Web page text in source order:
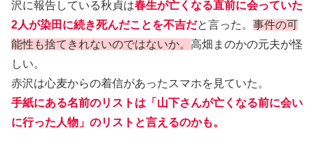
沢に報告している秋貞は春生が亡くなる直前に会っていた
2人が染田に続き死んだことを不吉だと言った。 事件の可
能性も捨てきれないのではないか。 高畑まのかの元夫が怪
しい。
赤沢は心麦からの着信があったスマホを見ていた。
手紙にある名前のリストは「山下さんが亡くなる前に会い
に行った人物」のリストと言えるのかも。